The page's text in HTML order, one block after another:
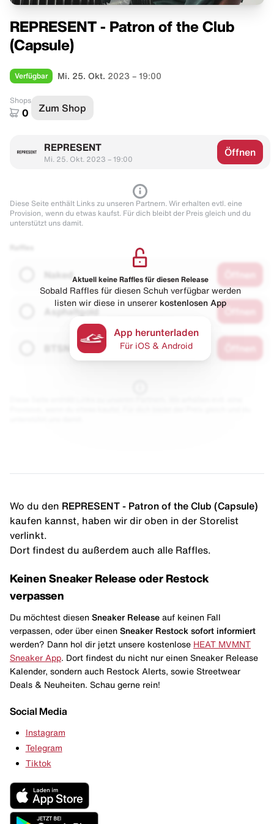
REPRESENT - Patron of the Club
(Capsule)
Verfügbar Mi. 25. Okt. 2023 – 19:00
Shops
0 Zum Shop
REPRESENT
Mi. 25. Okt. 2023 – 19:00
Öffnen
Diese Seite enthält Links zu unseren Partnern. Wir erhalten evtl. eine
Provision, wenn du etwas kaufst. Für dich bleibt der Preis gleich und du
unterstützt uns damit.
Naked
Asphaltgold
Aktuell keine Raffles für diesen Release
Sobald Raffles für diesen Schuh verfügbar werden
listen wir diese in unserer kostenlosen App
App herunterladen
Für iOS & Android
Wo du den REPRESENT - Patron of the Club (Capsule)
kaufen kannst, haben wir dir oben in der Storelist
verlinkt.
Dort findest du außerdem auch alle Raffles.
Keinen Sneaker Release oder Restock
verpassen
Du möchtest diesen Sneaker Release auf keinen Fall
verpassen, oder über einen Sneaker Restock sofort informiert
werden? Dann hol dir jetzt unsere kostenlose HEAT MVMNT
Sneaker App . Dort findest du nicht nur einen Sneaker Release
Kalender, sondern auch Restock Alerts, sowie Streetwear
Deals & Neuheiten. Schau gerne rein!
Social Media
Instagram
Telegram
Tiktok